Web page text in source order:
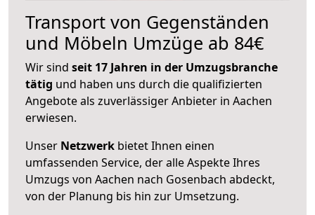
Transport von Gegenständen
und Möbeln Umzüge ab 84€
Wir sind seit 17 Jahren in der Umzugsbranche
tätig und haben uns durch die qualifizierten
Angebote als zuverlässiger Anbieter in Aachen
erwiesen.
Unser Netzwerk bietet Ihnen einen
umfassenden Service, der alle Aspekte Ihres
Umzugs von Aachen nach Gosenbach abdeckt,
von der Planung bis hin zur Umsetzung.